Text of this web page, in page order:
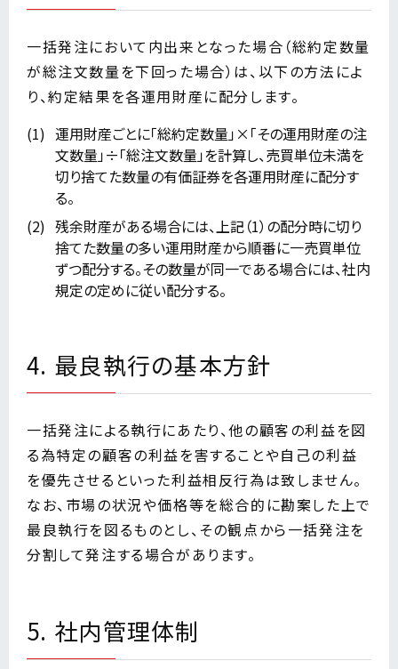
一括発注において内出来となった場合（総約定数量
が総注文数量を下回った場合）は、以下の方法によ
り、約定結果を各運用財産に配分します。
運用財産ごとに「総約定数量」×「その運用財産の注
文数量」÷「総注文数量」を計算し、売買単位未満を
切り捨てた数量の有価証券を各運用財産に配分す
る。
残余財産がある場合には、上記（1）の配分時に切り
捨てた数量の多い運用財産から順番に一売買単位
ずつ配分する。その数量が同一である場合には、社内
規定の定めに従い配分する。
4. 最良執行の基本方針
一括発注による執行にあたり、他の顧客の利益を図
る為特定の顧客の利益を害することや自己の利益
を優先させるといった利益相反行為は致しません。
なお、市場の状況や価格等を総合的に勘案した上で
最良執行を図るものとし、その観点から一括発注を
分割して発注する場合があります。
5. 社内管理体制